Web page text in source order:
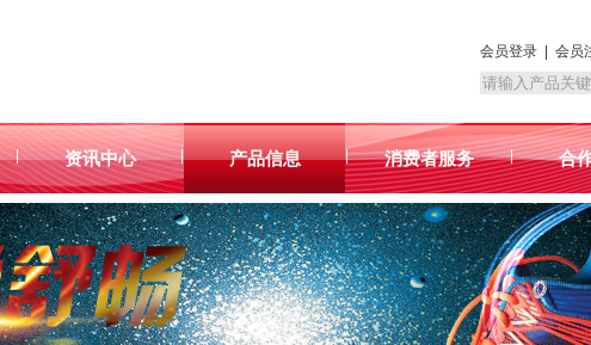
会员登录 会员
| 资讯中心 | 产品信息 | 消费者服务 | 合